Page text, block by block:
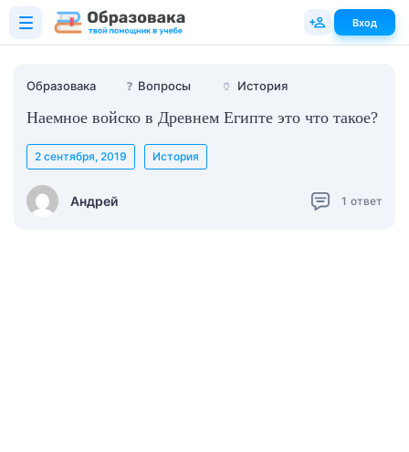
Образовака ❓ Вопросы 🏺 История
Наемное войско в Древнем Египте это что такое?
Андрей
2 сентября, 2019 История
1 ответ
Вход